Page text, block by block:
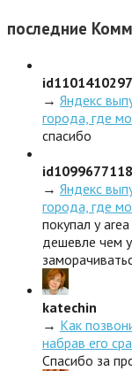
последние
id1101410297
→ Яндекс
города, где
спасибо
id1099677118
→ Яндекс
города, где
покупал у
дешевле чем
katechin
→ Как
набрав его
Спасибо за